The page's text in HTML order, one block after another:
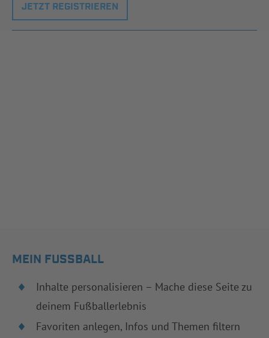
JETZT REGISTRIEREN
MEIN FUSSBALL
Inhalte personalisieren – Mache diese Seite zu
deinem Fußballerlebnis
Favoriten anlegen, Infos und Themen filtern